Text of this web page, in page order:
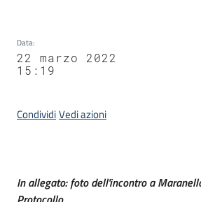
Data:
22 marzo 2022
15:19
CondividiVedi azioni
Contenuto
In allegato: foto dell'incontro a